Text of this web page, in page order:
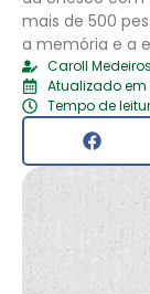
mais de 500
a memória e a
Caroll Medeiros
Atualizado em
Tempo de